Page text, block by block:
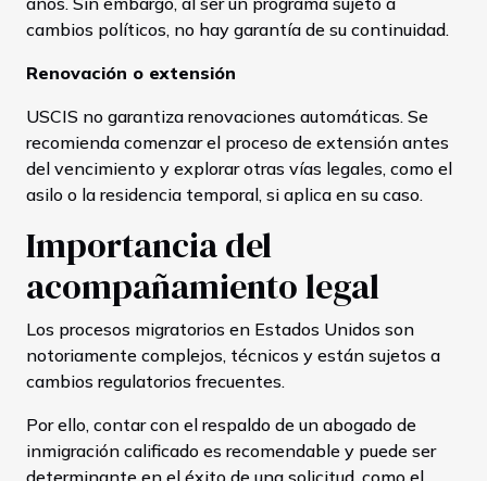
cambios políticos, no hay garantía de su continuidad.
Renovación o extensión
USCIS no garantiza renovaciones automáticas. Se
recomienda comenzar el proceso de extensión antes
del vencimiento y explorar otras vías legales, como el
asilo o la residencia temporal, si aplica en su caso.
Importancia del
acompañamiento legal
Los procesos migratorios en Estados Unidos son
notoriamente complejos, técnicos y están sujetos a
cambios regulatorios frecuentes.
Por ello, contar con el respaldo de un abogado de
inmigración calificado es recomendable y puede ser